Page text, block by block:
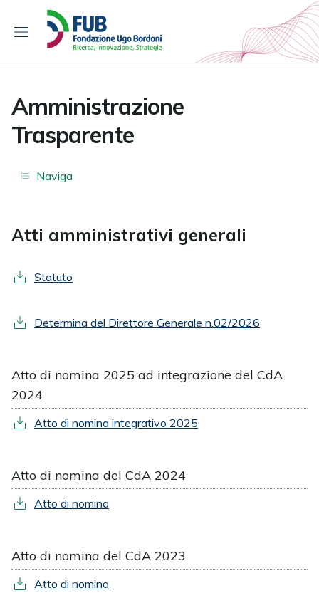
p
Amministrazione
Trasparente
Naviga
Atti amministrativi generali
Statuto
Determina del Direttore Generale n.02/2026
Atto di nomina 2025 ad integrazione del CdA
2024
Atto di nomina integrativo 2025
Atto di nomina del CdA 2024
Atto di nomina
Atto di nomina del CdA 2023
Atto di nomina